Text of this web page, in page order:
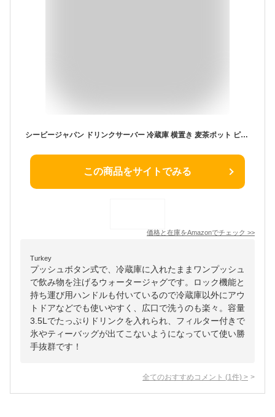
シービージャパン ドリンクサーバー 冷蔵庫 横置き 麦茶ポット ピッチャー 大容量3.5L ホワイト ハンドル付きで持ち運びOK 冷水筒 ドリンクサーバー 冷蔵庫に入れたまま注げるジャグ MEGATANK
この商品をサイトでみる
価格と在庫をAmazonでチェック >>
Turkey
プッシュボタン式で、冷蔵庫に入れたままワンプッシュ
で飲み物を注げるウォータージャグです。ロック機能と
持ち運び用ハンドルも付いているので冷蔵庫以外にアウ
トドアなどでも使いやすく、広口で洗うのも楽々。容量
3.5Lでたっぷりドリンクを入れられ、フィルター付きで
氷やティーバッグが出てこないようになっていて使い勝
手抜群です！
全てのおすすめコメント (1 件) >